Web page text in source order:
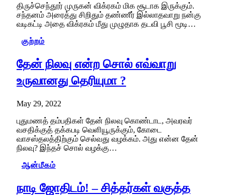
திருச்செந்தூர் முருகன் விக்ரகம் மிக சூடாக இருக்கும்.
சந்தனம் அரைத்து சிறிதும் தண்ணீர் இல்லாதவாறு நன்கு
வடிகட்டி அதை விக்ரகம் மீது முழுதாக தடவி பூசி மூடி…
குற்றம்
தேன் நிலவு என்ற சொல் எவ்வாறு
உருவானது தெரியுமா ?
May 29, 2022
புதுமணத் தம்பதிகள் தேன் நிலவு கொண்டாட, அவரவர்
வசதிக்குத் தக்கபடி வெளியூருக்கும், கோடை
வாசஸ்தலத்திற்கும் செல்வது வழக்கம். அது என்ன தேன்
நிலவு? இந்தச் சொல் வழக்கு…
ஆன்மீகம்
நாடி ஜோதிடம்! – சித்தர்கள் வகுத்த